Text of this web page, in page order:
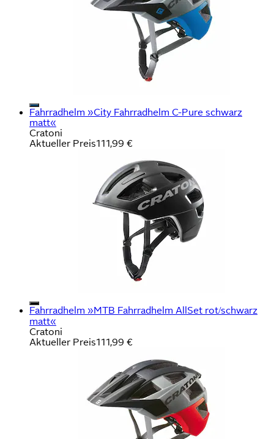
Fahrradhelm »City Fahrradhelm C-Pure schwarz
matt«
Cratoni
Aktueller Preis111,99 €
Fahrradhelm »MTB Fahrradhelm AllSet rot/schwarz
matt«
Cratoni
Aktueller Preis111,99 €